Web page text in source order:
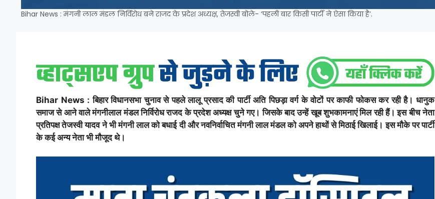
Bihar News : मंगनी लाल मंडल निर्विरोध बने राजद के प्रदेश अध्यक्ष, तेजस्वी बोले- ‘पहली बार किसी पार्टी ने ऐसा किया है’.
Bihar News : बिहार विधानसभा चुनाव से पहले लालू प्रसाद की पार्टी अति पिछड़ा वर्ग के वोटों पर काफी फोकस कर रही है। धानुक
समाज से आने वाले मंगनीलाल मंडल निर्विरोध राजद के प्रदेश अध्यक्ष चुने गए। जिसके बाद उन्हें खूब शुभकामनाएं मिल रही हैं। इस बीच नेता
प्रतिपक्ष तेजस्वी यादव ने भी मंगनी लाल को बधाई दी और नवनिर्वाचित मंगनी लाल मंडल को अपने हाथों से मिठाई खिलाई। इस मौके पर पार्टी
के कई अन्य नेता भी मौजूद थे।